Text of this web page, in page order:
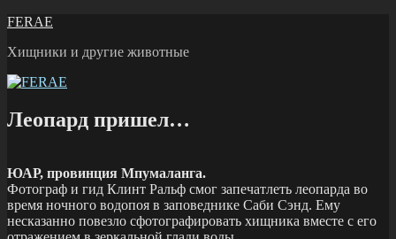
Перейти
содержимому
FERAE
Хищники и другие животные
Леопард пришел…
ЮАР, провинция Мпумаланга.
Фотограф и гид Клинт Ральф смог запечатлеть леопарда во
время ночного водопоя в заповеднике Саби Сэнд. Ему
несказанно повезло сфотографировать хищника вместе с его